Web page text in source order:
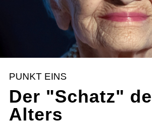
PUNKT EINS
Der "Schatz"
Alters